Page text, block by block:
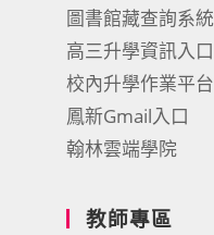
圖書館藏查詢系統
高三升學資訊入口
校內升學作業平台
鳳新Gmail入口
翰林雲端學院
教師專區